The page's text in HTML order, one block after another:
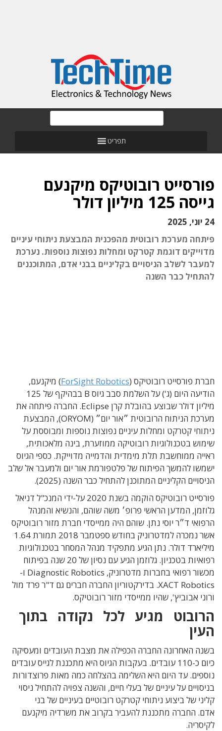
תפריט
פורסייט רובוטיקס מיקנעם
גייסה 125 מיליון דולר
24 יוני, 2025
פיתחה מערכת רובוטית מהפכנית המבצעת ניתוחי עיניים
מדוייקים דוגמת קטרקט ומחלות נפוצות נוספות. נערכת
למעבר לשלב הניסויים בקליניים בבני אדם, המתוכננים
להתחיל כבר השנה
חברת פורסייט רובוטיקס (ForSight Robotics) מיקנעם,
הודיעה היום (ג')על השלמת סבב גיוס B בבהיקף של 125
מיליון דולר שבוצע בהובלת קרן Eclipse. החברה פיתחה את
מערכת הניתוח הרובוטית ״אור יום״ (ORYOM), המבצעת
ניתוחי קטרקט ומחלות עיניים נפוצות נוספות ומבוססת על
שימוש בטכנולוגיות רובוטיקה ממוזערת, בינה מלאכותית,
ראייה ממוחשבת תלת מימדית והדמייה מדוייקת. כספי הגיוס
ישמשו להמשך הפיתוח של פלטפורמת אור יום ולמעבר אל שלב
הניסויים הקליניים המתוכנן להתחיל כבר השנה (2025).
פורסייט רובוטיקס הוקמה בשנת 2020 על-ידי המנכ"ל דניאל
גלוזמן, המדען הראשי פרופ׳ משה שוהם, והנשיא והמנהל
הרפואי ד״ר יוסי נתן. שוהם היה ממייסדי חברת מזור רובוטיקס
אשר נמכרה למדטרוניק בחודש ספטמבר 2018 תמורת 1.64
מיליארד דולר. נתן הגיע מתפקיד מנהל המסחר בטכנולוגיות
רפואיות בטכניון. גלוזמן הגיע עם נסיון של 20 שנה בפיתוח
מכשור רפואי בחברות מדטרוניק, Diagnostic Robotics ו-
XACT Robotics. בדירקטוריון החברה חברים גם ד"ר פרד מול
ורוני אבוביץ', שהיו ממייסדי מזור רובוטיקס.
הרובוט מגיע לכל נקודה בתוך
העין
בשנה האחרונה החברה הכפילה את מצבת העובדים ומעסיקה
כיום כ-110 עובדים. בעקבות הגיוס היא מתכננת לגייס עובדים
נוספים. עד היום היא השלימה בהצלחה כמה מאות פרוצדורות
בניסויים על עיניים של בעלי חיים, והשנה צפויה להתחיל ניסוי
קליני של ביצוע ניתוחי קטרקט רובוטיים בעיניים של בני
אדם. החברה מתכננת להעביר בקרוב את משרדיה מיקנעם
לקיסריה.